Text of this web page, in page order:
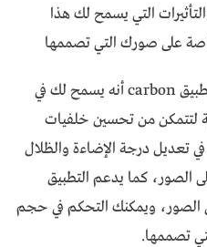
التي يسمح لك هذا
على صورك التي تصممها
ومن أهم الخصائص التي يقدمها تطبيق carbon أنه يسمح لك في
لتتمكن من تحسين خلفيات
تعديل درجة الإضاءة والظلال
الصور، كما يدعم التطبيق
الصور، ويمكنك التحكم في حجم
تصممها.